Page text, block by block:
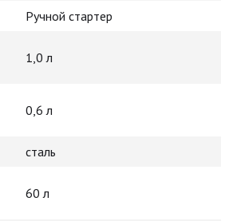
Ручной стартер
1,0 л
0,6 л
сталь
60 л